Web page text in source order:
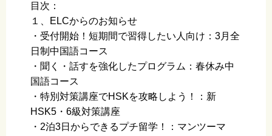
目次：
１、ELCからのお知らせ
・受付開始！短期間で習得したい人向け：3月全
日制中国語コース
・聞く・話すを強化したプログラム：春休み中
国語コース
・特別対策講座でHSKを攻略しよう！：新
HSK5・6級対策講座
・2泊3日からできるプチ留学！：マンツーマ